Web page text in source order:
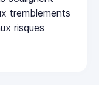
tremblements
risques